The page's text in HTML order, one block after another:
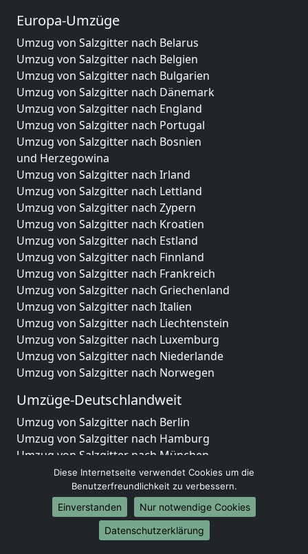
Europa-Umzüge
Umzug von Salzgitter nach Belarus
Umzug von Salzgitter nach Belgien
Umzug von Salzgitter nach Bulgarien
Umzug von Salzgitter nach Dänemark
Umzug von Salzgitter nach England
Umzug von Salzgitter nach Portugal
Umzug von Salzgitter nach Bosnien
und Herzegowina
Umzug von Salzgitter nach Irland
Umzug von Salzgitter nach Lettland
Umzug von Salzgitter nach Zypern
Umzug von Salzgitter nach Kroatien
Umzug von Salzgitter nach Estland
Umzug von Salzgitter nach Finnland
Umzug von Salzgitter nach Frankreich
Umzug von Salzgitter nach Griechenland
Umzug von Salzgitter nach Italien
Umzug von Salzgitter nach Liechtenstein
Umzug von Salzgitter nach Luxemburg
Umzug von Salzgitter nach Niederlande
Umzug von Salzgitter nach Norwegen
Umzüge-Deutschlandweit
Umzug von Salzgitter nach Berlin
Umzug von Salzgitter nach Hamburg
Umzug von Salzgitter nach München
Umzug von Salzgitter nach Köln
Umzug von Salzgitter nach Frankfurt am Main
Umzug von Salzgitter nach Stuttgart
Umzug von Salzgitter nach Düsseldorf
Umzug von Salzgitter nach Leipzig
Diese Internetseite verwendet Cookies um die
Benutzerfreundlichkeit zu verbessern.
Einverstanden
Nur notwendige Cookies
Datenschutzerklärung